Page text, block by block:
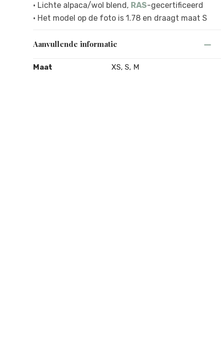
• Lichte alpaca/wol blend, RAS-gecertificeerd
• Het model op de foto is 1.78 en draagt maat S
Aanvullende informatie
Maat XS, S, M